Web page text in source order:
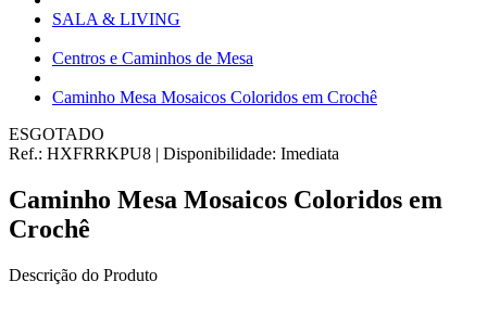
SALA & LIVING
Centros e Caminhos de Mesa
Caminho Mesa Mosaicos Coloridos em Crochê
ESGOTADO
Ref.: HXFRRKPU8 | Disponibilidade: Imediata
Caminho Mesa Mosaicos Coloridos em
Crochê
Descrição do Produto